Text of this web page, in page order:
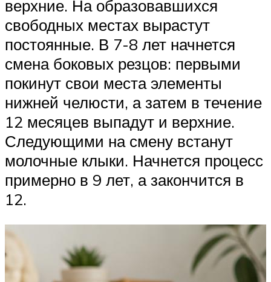
верхние. На образовавшихся
свободных местах вырастут
постоянные. В 7-8 лет начнется
смена боковых резцов: первыми
покинут свои места элементы
нижней челюсти, а затем в течение
12 месяцев выпадут и верхние.
Следующими на смену встанут
молочные клыки. Начнется процесс
примерно в 9 лет, а закончится в
12.